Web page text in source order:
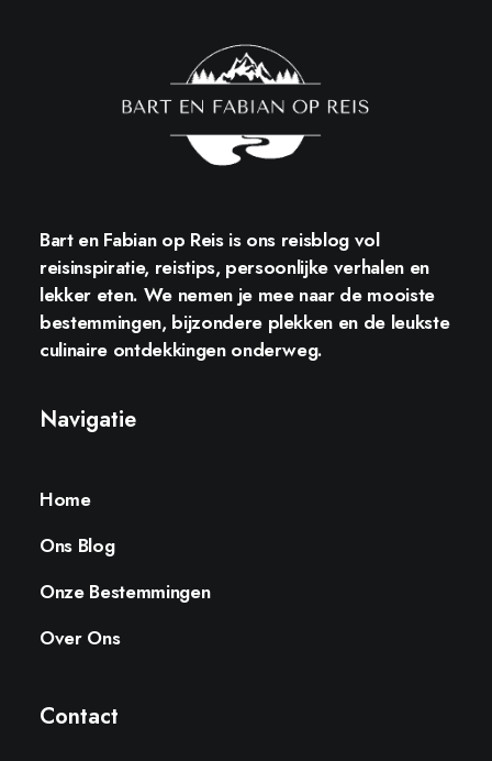
Bart en Fabian op Reisis ons reisblog vol
reisinspiratie, reistips, persoonlijke verhalen en
lekker eten. We nemen je mee naar de mooiste
bestemmingen, bijzondere plekken en de leukste
culinaire ontdekkingen onderweg.
Navigatie
Home
Ons Blog
Onze Bestemmingen
Over Ons
Contact